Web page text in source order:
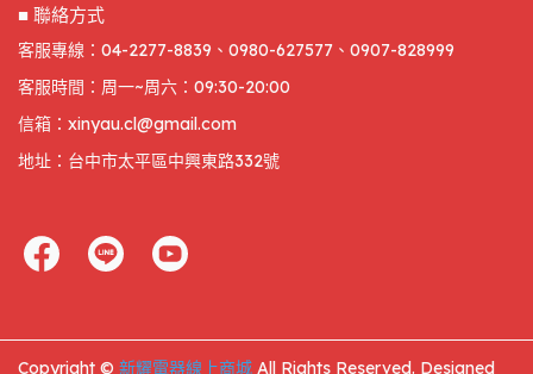
■ 聯絡方式
客服專線：04-2277-8839、0980-627577、0907-828999
客服時間：周一~周六：09:30-20:00
信箱：xinyau.cl@gmail.com
地址：台中市太平區中興東路332號
Copyright © 新耀電器線上商城 All Rights Reserved. Designed